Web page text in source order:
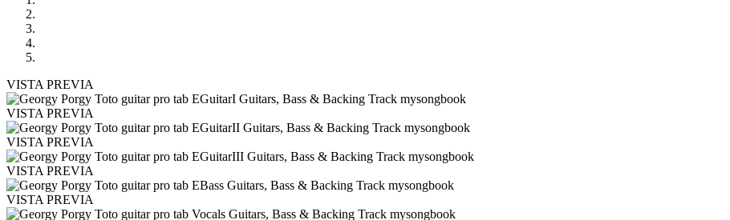
VISTA PREVIA
VISTA PREVIA
VISTA PREVIA
VISTA PREVIA
VISTA PREVIA